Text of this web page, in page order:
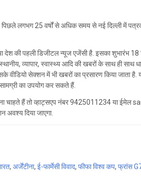
पिछले लगभग 25 वर्षों से अधिक समय से नई दिल्ली में
देश की पहली डिजीटल न्यूज एजेंसी है. इसका शुभारंभ 18
व्यापार, स्वास्थ्य आदि की खबरों के साथ ही साथ
वीडियो सेक्शन में भी खबरों का प्रसारण किया जाता
का उपयोग कर सकते हैं.
चाहते हैं तो व्हाट्सएप नंबर 9425011234 या
अवश्य दिया जाएगा.
, अर्जेंटीना, ई-फार्मेसी विवाद, फीफा विश्व कप, फ्रांस